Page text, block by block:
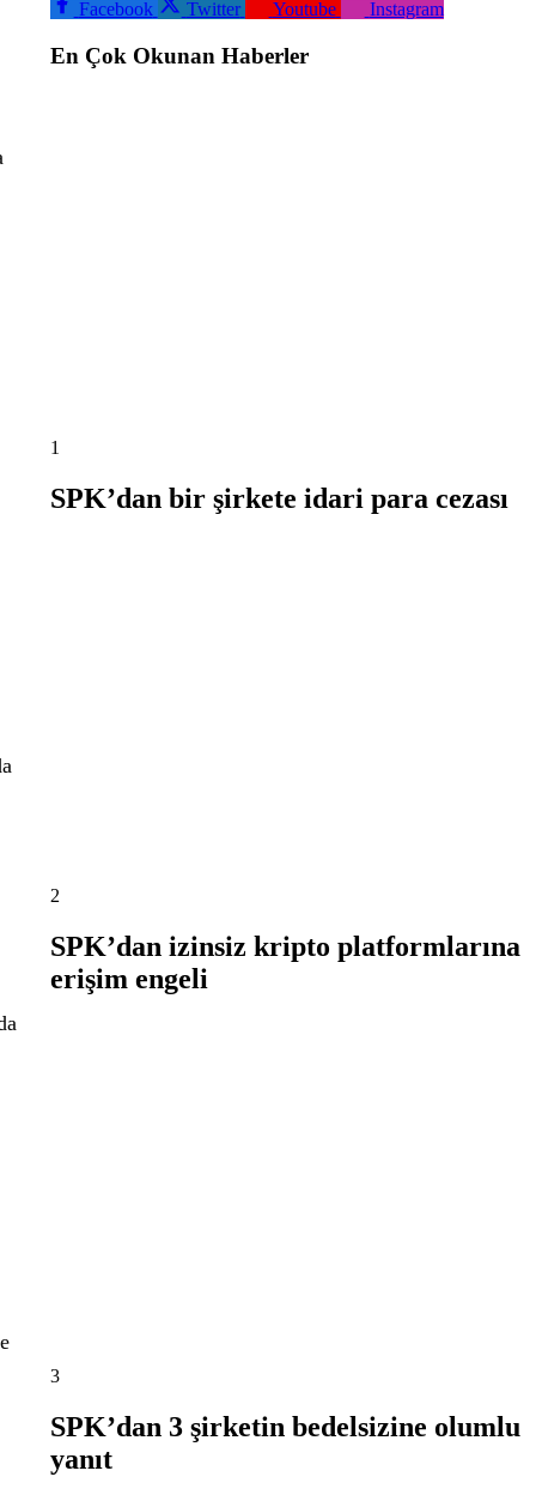
Facebook Twitter Youtube Instagram
En Çok Okunan Haberler
1
SPK’dan bir şirkete idari para cezası
2
SPK’dan izinsiz kripto platformlarına
erişim engeli
3
SPK’dan 3 şirketin bedelsizine olumlu
yanıt